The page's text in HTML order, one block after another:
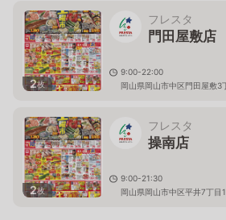
2枚
フレスタ
門田屋敷店
9:00-22:00
岡山県岡山市中区門田屋敷3
2枚
フレスタ
操南店
9:00-21:30
岡山県岡山市中区平井7丁目